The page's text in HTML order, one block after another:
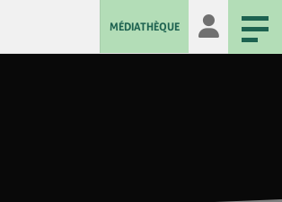
MÉDIATHÈQUE